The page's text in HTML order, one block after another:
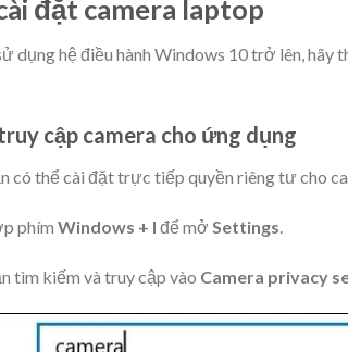
đặt camera laptop
dụng hệ điều hành Windows 10 trở lên,
cập camera cho ứng dụng
có thể cài đặt trực tiếp quyền riêng tư cho
phím Windows + I để mở Settings.
tìm kiếm và truy cập vào Camera privacy